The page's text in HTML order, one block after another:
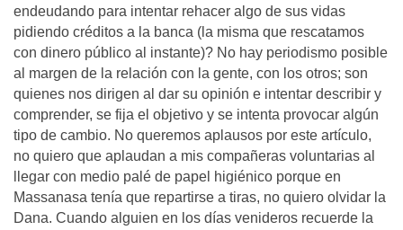
endeudando para intentar rehacer algo de sus vidas
pidiendo créditos a la banca (la misma que rescatamos
con dinero público al instante)? No hay periodismo posible
al margen de la relación con la gente, con los otros; son
quienes nos dirigen al dar su opinión e intentar describir y
comprender, se fija el objetivo y se intenta provocar algún
tipo de cambio. No queremos aplausos por este artículo,
no quiero que aplaudan a mis compañeras voluntarias al
llegar con medio palé de papel higiénico porque en
Massanasa tenía que repartirse a tiras, no quiero olvidar la
Dana. Cuando alguien en los días venideros recuerde la